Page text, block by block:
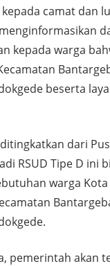
camat dan
kepada warga
beserta
dari
RSUD Tipe D ini
warga Kota
pemerintah akan